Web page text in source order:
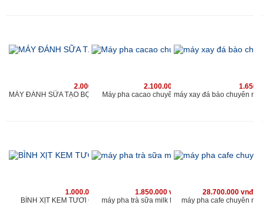
2.000.000 vnđ
MÁY ĐÁNH SỮA TẠO BỌT CHUYÊN NGHIỆP KAHCHAN
2.100.000 vnđ
Máy pha cacao chuyên nghiệp cho quán
1.000.000 vnđ
BÌNH XỊT KEM TƯƠI CAO CẤP KAHCHAN
1.850.000 vnđ
máy pha trà sữa milk foam kahchan
28.700.000 vnđ
máy pha cafe chuyên